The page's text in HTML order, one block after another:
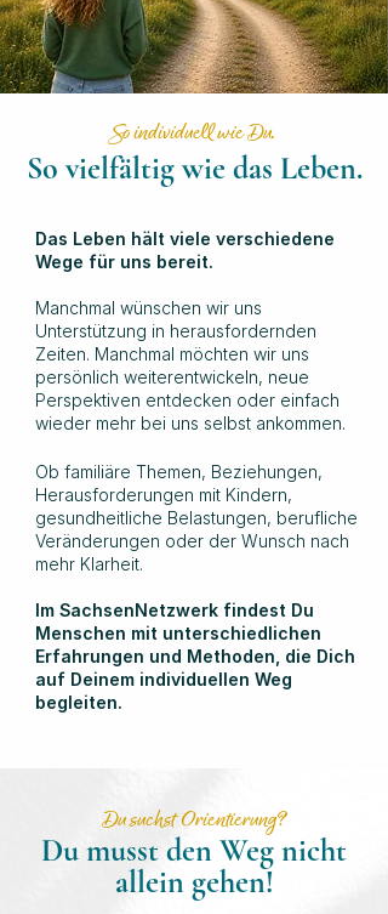
So individuell wie Du.
So vielfältig wie das Leben.
Das Leben hält viele verschiedene
Wege für uns bereit.
Manchmal wünschen wir uns
Unterstützung in herausfordernden
Zeiten. Manchmal möchten wir uns
persönlich weiterentwickeln, neue
Perspektiven entdecken oder einfach
wieder mehr bei uns selbst ankommen.
Ob familiäre Themen, Beziehungen,
Herausforderungen mit Kindern,
gesundheitliche Belastungen, berufliche
Veränderungen oder der Wunsch nach
mehr Klarheit.
Im SachsenNetzwerk findest Du
Menschen mit unterschiedlichen
Erfahrungen und Methoden, die Dich
auf Deinem individuellen Weg
begleiten.
Du suchst Orientierung?
Du musst den Weg nicht
allein gehen!